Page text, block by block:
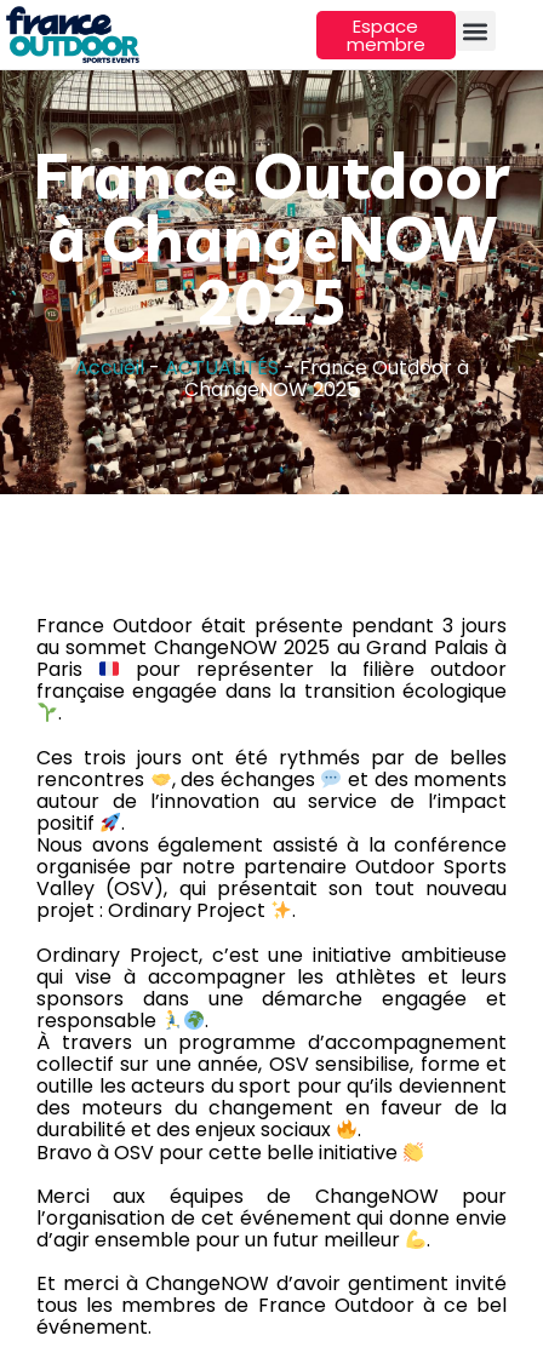
Espace
membre
France Outdoor
à ChangeNOW
2025
Accueil-ACTUALITÉS-France Outdoor à
ChangeNOW 2025
France Outdoor était présente pendant 3 jours
au sommet ChangeNOW 2025 au Grand Palais à
Paris
pour représenter la filière outdoor
française engagée dans la transition écologique
.
Ces trois jours ont été rythmés par de belles
rencontres
, des échanges et des moments
autour de l’innovation au service de l’impact
positif
.
Nous avons également assisté à la conférence
organisée par notre partenaire Outdoor Sports
Valley (OSV), qui présentait son tout nouveau
projet : Ordinary Project
.
Ordinary Project, c’est une initiative ambitieuse
qui vise à accompagner les athlètes et leurs
sponsors dans une démarche engagée et
responsable
.
À travers un programme d’accompagnement
collectif sur une année, OSV sensibilise, forme et
outille les acteurs du sport pour qu’ils deviennent
des moteurs du changement en faveur de la
durabilité et des enjeux sociaux
.
Bravo à OSV pour cette belle initiative
Merci aux équipes de ChangeNOW pour
l’organisation de cet événement qui donne envie
d’agir ensemble pour un futur meilleur
.
Et merci à ChangeNOW d’avoir gentiment invité
tous les membres de France Outdoor à ce bel
événement.